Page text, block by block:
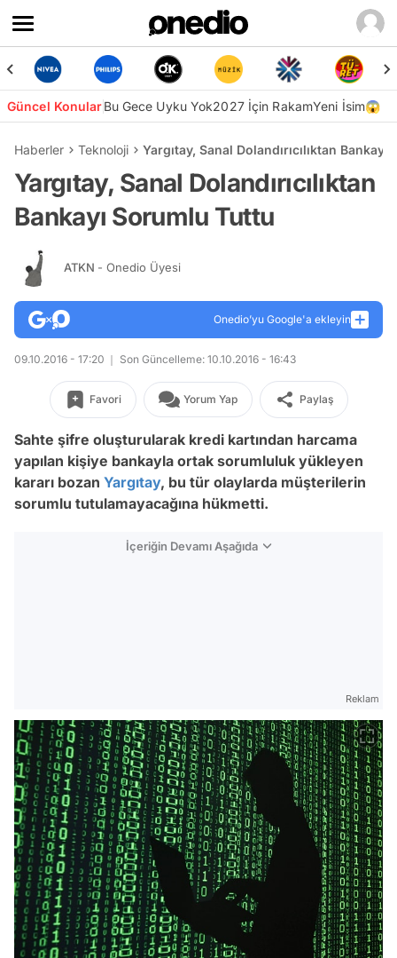
Güncel KonularBu Gece Uyku Yok2027 İçin RakamYeni İsim😱
Haberler Teknoloji Yargıtay, Sanal Dolandırıcılıktan
Yargıtay, Sanal Dolandırıcılıktan
Bankayı Sorumlu Tuttu
ATKN - Onedio Üyesi
Onedio’yu Google'a ekleyin
09.10.2016 - 17:20 Son Güncelleme: 10.10.2016 - 16:43
Favori Yorum Yap Paylaş
Sahte şifre oluşturularak kredi kartından harcama
yapılan kişiye bankayla ortak sorumluluk yükleyen
kararı bozan Yargıtay, bu tür olaylarda müşterilerin
sorumlu tutulamayacağına hükmetti.
İçeriğin Devamı Aşağıda
Reklam